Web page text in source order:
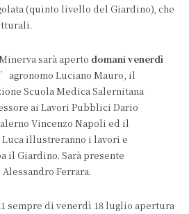
(quinto livello del Giardino), che
sarà aperto domani venerdì
Luciano Mauro, il
Scuola Medica Salernitana
ai Lavori Pubblici Dario
Vincenzo Napoli ed il
Luca illustreranno i lavori e
il Giardino. Sarà presente
Ferrara.
sempre di venerdì 18 luglio apertura